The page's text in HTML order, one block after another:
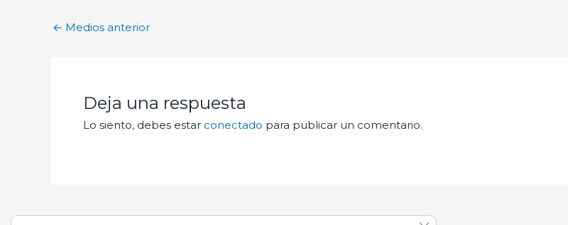
← Medios anterior
Deja una respuesta
Lo siento, debes estar conectado para publicar un comentario.